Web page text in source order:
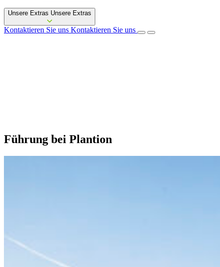
Unsere Extras Unsere Extras
Kontaktieren Sie uns Kontaktieren Sie uns
Führung bei Plantion